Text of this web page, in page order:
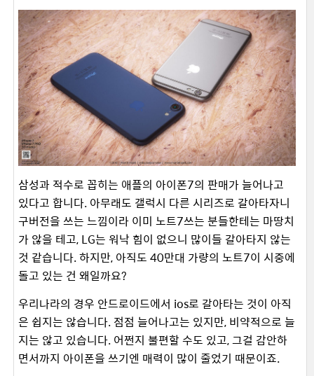
삼성과 적수로 꼽히는 애플의 아이폰7의 판매가 늘어나고
있다고 합니다. 아무래도 갤럭시 다른 시리즈로 갈아타자니
구버전을 쓰는 느낌이라 이미 노트7쓰는 분들한테는 마땅치
가 않을 테고, LG는 워낙 힘이 없으니 많이들 갈아타지 않는
것 같습니다. 하지만, 아직도 40만대 가량의 노트7이 시중에
돌고 있는 건 왜일까요?
우리나라의 경우 안드로이드에서 ios로 갈아타는 것이 아직
은 쉽지는 않습니다. 점점 늘어나고는 있지만, 비약적으로 늘
지는 않고 있습니다. 어쩐지 불편할 수도 있고, 그걸 감안하
면서까지 아이폰을 쓰기엔 매력이 많이 줄었기 때문이죠.